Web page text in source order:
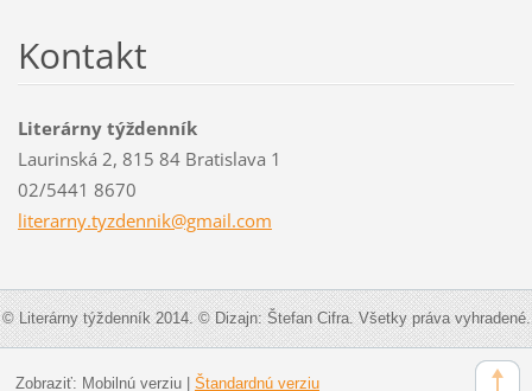
Kontakt
Literárny týždenník
Laurinská 2, 815 84 Bratislava 1
02/5441 8670
literarny.tyzdennik@gmail.com
© Literárny týždenník 2014. © Dizajn: Štefan Cifra. Všetky práva vyhradené.
Zobraziť: Mobilnú verziu| Štandardnú verziu